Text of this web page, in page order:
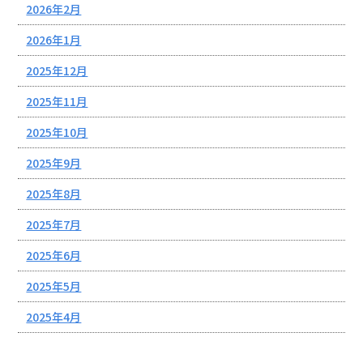
2026年2月
2026年1月
2025年12月
2025年11月
2025年10月
2025年9月
2025年8月
2025年7月
2025年6月
2025年5月
2025年4月